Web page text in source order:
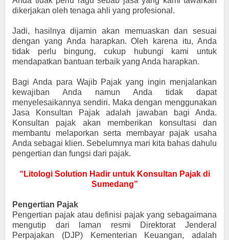
dikerjakan oleh tenaga ahli yang profesional.
Jadi, hasilnya dijamin akan memuaskan dan sesuai
dengan yang Anda harapkan. Oleh karena itu, Anda
tidak perlu bingung, cukup hubungi kami untuk
mendapatkan bantuan terbaik yang Anda harapkan.
Bagi Anda para Wajib Pajak yang ingin menjalankan
kewajiban Anda namun Anda tidak dapat
menyelesaikannya sendiri. Maka dengan menggunakan
Jasa Konsultan Pajak adalah jawaban bagi Anda.
Konsultan pajak akan memberikan konsultasi dan
membantu melaporkan serta membayar pajak usaha
Anda sebagai klien. Sebelumnya mari kita bahas dahulu
pengertian dan fungsi dari pajak.
“Litologi Solution Hadir untuk Konsultan Pajak di
Sumedang”
Pengertian Pajak
Pengertian pajak atau definisi pajak yang sebagaimana
mengutip dari laman resmi Direktorat Jenderal
Perpajakan (DJP) Kementerian Keuangan, adalah